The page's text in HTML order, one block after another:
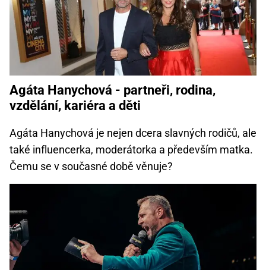
Agáta Hanychová - partneři, rodina,
vzdělání, kariéra a děti
Agáta Hanychová je nejen dcera slavných rodičů, ale
také influencerka, moderátorka a především matka.
Čemu se v současné době věnuje?